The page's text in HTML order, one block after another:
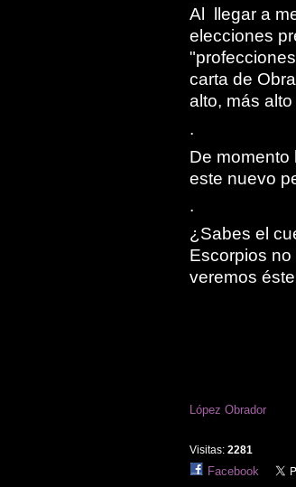
Al llegar a
elecciones
carta de
alto, más
.
De
este nuevo
.
¿Sabes el
Escorpios
veremos
López Obrador
Visitas: 2281
Facebook